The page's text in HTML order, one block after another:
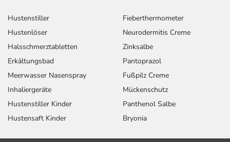
Hustenstiller
Hustenlöser
Halsschmerztabletten
Erkältungsbad
Meerwasser Nasenspray
Inhaliergeräte
Hustenstiller Kinder
Hustensaft Kinder
Fieberthermometer
Neurodermitis Creme
Zinksalbe
Pantoprazol
Fußpilz Creme
Mückenschutz
Panthenol Salbe
Bryonia